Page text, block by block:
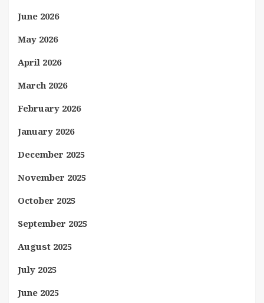
June 2026
May 2026
April 2026
March 2026
February 2026
January 2026
December 2025
November 2025
October 2025
September 2025
August 2025
July 2025
June 2025